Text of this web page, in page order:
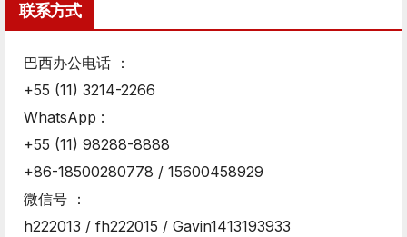
联系方式
巴西办公电话 ：
+55 (11) 3214-2266
WhatsApp :
+55 (11) 98288-8888
+86-18500280778 / 15600458929
微信号 ：
h222013 / fh222015 / Gavin1413193933